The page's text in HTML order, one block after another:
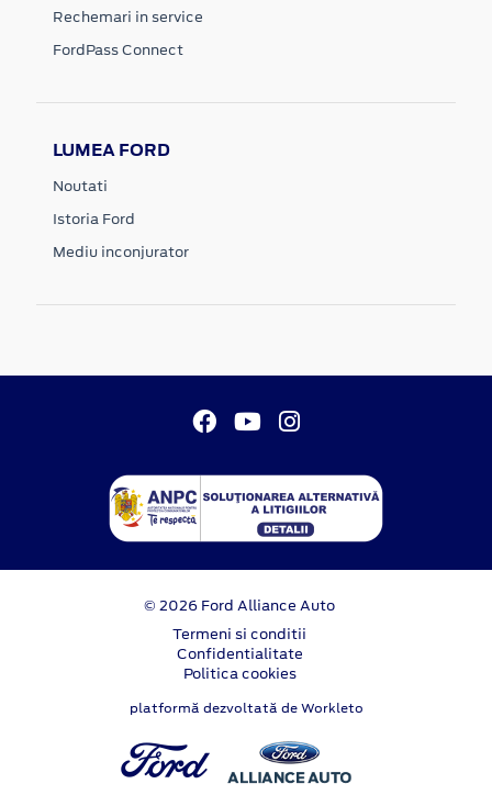
Rechemari in service
FordPass Connect
LUMEA FORD
Noutati
Istoria Ford
Mediu inconjurator
© 2026 Ford Alliance Auto
Termeni si conditii
Confidentialitate
Politica cookies
platformă dezvoltată de Workleto